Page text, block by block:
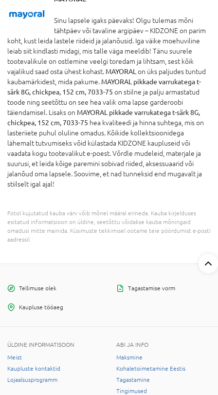
Sinu lapsele igaks päevaks! Olgu tulemas mõni
tähtpäev või tavaline argipäev – KIDZONE on parim
koht, kust leida lastele riideid ja jalanõusid. Iga väike moehuviline
leiab siit kindlasti midagi, mis talle väga meeldib! Tänu suurele
tootevalikule on ostlemine veelgi toredam ja lihtsam, sest kõik
vajalikud saad osta ühest kohast. MAYORAL on üks paljudes tuntud
kaubamärkidest, mida pakume. MAYORAL pikkade varrukatega t-
särk 8G, chickpea, 152 cm, 7033-75 on stiilne ja palju armastatud
toode ning seetõttu on see hea valik oma lapse garderoobi
täiendamisel. Lisaks on MAYORAL pikkade varrukatega t-särk 8G,
chickpea, 152 cm, 7033-75 hea kvaliteedi ja hinna suhtega, mis on
lasteriiete puhul oluline omadus. Kõikide kollektsioonidega
lähemalt tutvumiseks võid külastada KIDZONE kaupluseid või
vaadata kogu tootevalikut e-poest. Võrdle mudeleid, materjale ja
suurusi, et leida kõige paremini sobivad riided, aksessuaarid või
jalanõud oma lapsele. Soovime, et nad tunneksid end mugavalt ja
stiilselt igal ajal!
Fotol kujutatud kauba värv võib mõnel määral erineda. Kauba kirjelduses
esitatud informatsioon on üldine, seetõttu võidakse kauba mõningaid
omadusi mitte mainida. Küsimuste tekkimisel ootame teie pöördumist e-posti
aadressil
Tellimuse olek Tagastamise vorm
Kaupluse tööaeg
ÜLDINE INFORMATISOON
Meist
Kaupluste kontaktid
Lojaalsusprogramm
ABI JA INFO
Maksmine
Kohaletoimetamine Eestis
Tagastamine
Tingimused